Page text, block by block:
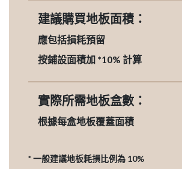
建議購買地板面積：
應包括損耗預留
按鋪設面積加 *10% 計算
實際所需地板盒數：
根據每盒地板覆蓋面積
* 一般建議地板耗損比例為 10%